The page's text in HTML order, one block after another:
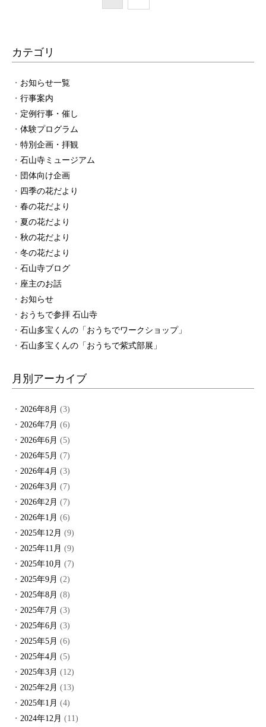
カテゴリ
お知らせ一覧
行事案内
定例行事・催し
体験プログラム
特別企画・拝観
石山寺ミュージアム
団体向け企画
四季の花だより
春の花だより
夏の花だより
秋の花だより
冬の花だより
石山寺ブログ
座主のお話
お知らせ
おうちで参拝 石山寺
石山多宝くんの「おうちでワークショップ」
石山多宝くんの「おうちで紫式部展」
月別アーカイブ
2026年8月 (3)
2026年7月 (6)
2026年6月 (5)
2026年5月 (7)
2026年4月 (3)
2026年3月 (7)
2026年2月 (7)
2026年1月 (6)
2025年12月 (9)
2025年11月 (9)
2025年10月 (7)
2025年9月 (2)
2025年8月 (8)
2025年7月 (3)
2025年6月 (3)
2025年5月 (6)
2025年4月 (5)
2025年3月 (12)
2025年2月 (13)
2025年1月 (4)
2024年12月 (11)